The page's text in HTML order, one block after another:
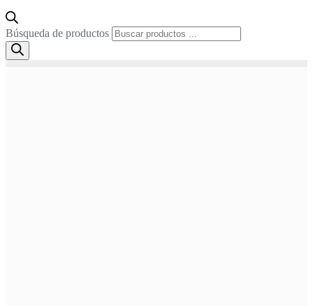
Búsqueda de productos